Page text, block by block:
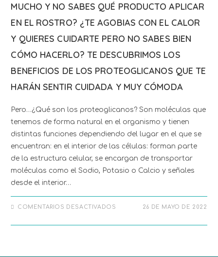
MUCHO Y NO SABES QUÉ PRODUCTO APLICAR
EN EL ROSTRO? ¿TE AGOBIAS CON EL CALOR
Y QUIERES CUIDARTE PERO NO SABES BIEN
CÓMO HACERLO? TE DESCUBRIMOS LOS
BENEFICIOS DE LOS PROTEOGLICANOS QUE TE
HARÁN SENTIR CUIDADA Y MUY CÓMODA
Pero…¿Qué son los proteoglicanos? Son moléculas que
tenemos de forma natural en el organismo y tienen
distintas funciones dependiendo del lugar en el que se
encuentran: en el interior de las células: forman parte
de la estructura celular, se encargan de transportar
moléculas como el Sodio, Potasio o Calcio y señales
desde el interior…
COMENTARIOS DESACTIVADOS 26 DE MAYO DE 2022